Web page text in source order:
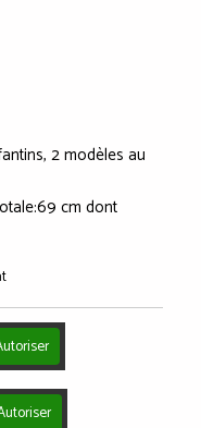
2 modèles au
cm dont